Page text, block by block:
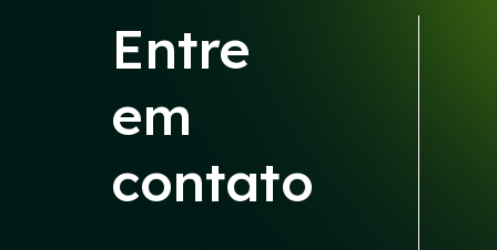
Entre
em
contato